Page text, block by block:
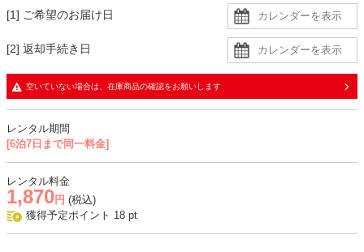
[1] ご希望のお届け日
[2] 返却手続き日
空いていない場合は、在庫商品の確認をお願いします
レンタル期間
[6泊7日まで同一料金]
レンタル料金
1,870 円 (税込)
獲得予定ポイント 18 pt